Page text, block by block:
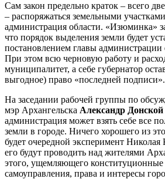
Сам закон предельно краток – всего
– распоряжаться земельными
администрация области. «Изюминка»
что порядок выделения земли будет
постановлением главы администрации
При этом всю черновую работу и
муниципалитет, а себе губернатор
выгодное) право «последней подписи».
На заседании рабочей группы по
мэр Архангельска Александр Донской
администрация может взять себе все
земли в городе. Ничего хорошего из
будет очередной эксперимент Николая
его будут проводить над жителями
этого, ущемляющего
самоуправления, права и интересы